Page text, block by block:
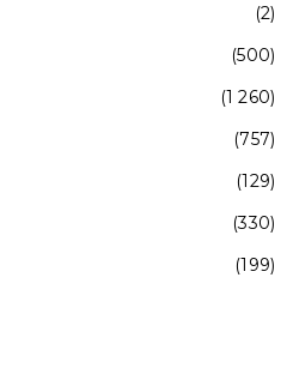
(2)
(500)
(1 260)
(757)
(129)
(330)
(199)